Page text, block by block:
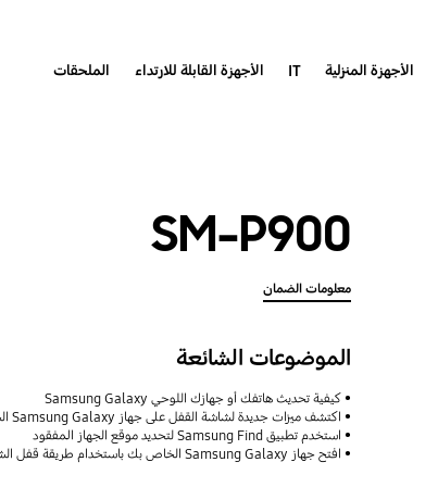
الأجهزة المنزلية IT الأجهزة القابلة للارتداء الملحقات
SM-P900
معلومات الضمان
الموضوعات الشائعة
كيفية تحديث هاتفك أو جهازك اللوحي Samsung Galaxy
اكتشف ميزات جديدة لشاشة القفل على جهاز Samsung Galaxy الخاص بك
استخدم تطبيق Samsung Find لتحديد موقع الجهاز المفقود
افتح جهاز Samsung Galaxy الخاص بك باستخدام طريقة قفل الشاشة السابقة